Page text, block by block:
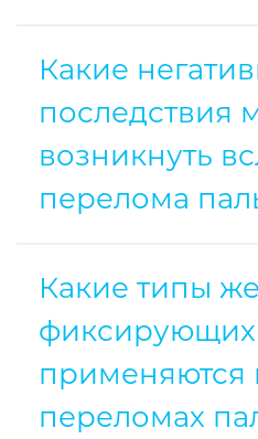
Какие
последствия
возникнуть
перелома
Какие типы
фиксирующих
применяются
переломах